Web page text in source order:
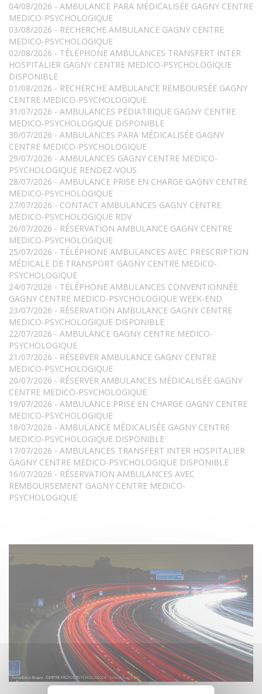
04/08/2026 - AMBULANCE PARA MÉDICALISÉE GAGNY CENTRE
MEDICO-PSYCHOLOGIQUE
03/08/2026 - RECHERCHE AMBULANCE GAGNY CENTRE
MEDICO-PSYCHOLOGIQUE
02/08/2026 - TÉLÉPHONE AMBULANCES TRANSFERT INTER
HOSPITALIER GAGNY CENTRE MEDICO-PSYCHOLOGIQUE
DISPONIBLE
01/08/2026 - RECHERCHE AMBULANCE REMBOURSÉE GAGNY
CENTRE MEDICO-PSYCHOLOGIQUE
31/07/2026 - AMBULANCES PÉDIATRIQUE GAGNY CENTRE
MEDICO-PSYCHOLOGIQUE DISPONIBLE
30/07/2026 - AMBULANCES PARA MÉDICALISÉE GAGNY
CENTRE MEDICO-PSYCHOLOGIQUE
29/07/2026 - AMBULANCES GAGNY CENTRE MEDICO-
PSYCHOLOGIQUE RENDEZ-VOUS
28/07/2026 - AMBULANCE PRISE EN CHARGE GAGNY CENTRE
MEDICO-PSYCHOLOGIQUE
27/07/2026 - CONTACT AMBULANCES GAGNY CENTRE
MEDICO-PSYCHOLOGIQUE RDV
26/07/2026 - RÉSERVATION AMBULANCE GAGNY CENTRE
MEDICO-PSYCHOLOGIQUE
25/07/2026 - TÉLÉPHONE AMBULANCES AVEC PRESCRIPTION
MÉDICALE DE TRANSPORT GAGNY CENTRE MEDICO-
PSYCHOLOGIQUE
24/07/2026 - TÉLÉPHONE AMBULANCES CONVENTIONNÉE
GAGNY CENTRE MEDICO-PSYCHOLOGIQUE WEEK-END
23/07/2026 - RÉSERVATION AMBULANCE GAGNY CENTRE
MEDICO-PSYCHOLOGIQUE DISPONIBLE
22/07/2026 - AMBULANCE GAGNY CENTRE MEDICO-
PSYCHOLOGIQUE
21/07/2026 - RÉSERVER AMBULANCE GAGNY CENTRE
MEDICO-PSYCHOLOGIQUE
20/07/2026 - RÉSERVER AMBULANCES MÉDICALISÉE GAGNY
CENTRE MEDICO-PSYCHOLOGIQUE
19/07/2026 - AMBULANCE PRISE EN CHARGE GAGNY CENTRE
MEDICO-PSYCHOLOGIQUE
18/07/2026 - AMBULANCE MÉDICALISÉE GAGNY CENTRE
MEDICO-PSYCHOLOGIQUE DISPONIBLE
17/07/2026 - AMBULANCES TRANSFERT INTER HOSPITALIER
GAGNY CENTRE MEDICO-PSYCHOLOGIQUE DISPONIBLE
16/07/2026 - RÉSERVATION AMBULANCES AVEC
REMBOURSEMENT GAGNY CENTRE MEDICO-
PSYCHOLOGIQUE